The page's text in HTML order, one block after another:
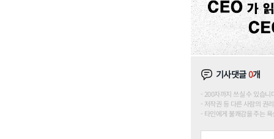
기사댓글0개
200자까지 쓰실 수 있습
저작권 등 다른 사람의 권
타인에게 불쾌감을 주는